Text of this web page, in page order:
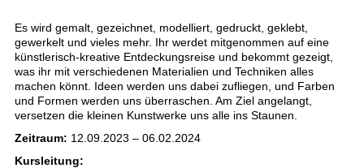
Es wird gemalt, gezeichnet, modelliert, gedruckt, geklebt,
gewerkelt und vieles mehr. Ihr werdet mitgenommen auf eine
künstlerisch-kreative Entdeckungsreise und bekommt gezeigt,
was ihr mit verschiedenen Materialien und Techniken alles
machen könnt. Ideen werden uns dabei zufliegen, und Farben
und Formen werden uns überraschen. Am Ziel angelangt,
versetzen die kleinen Kunstwerke uns alle ins Staunen.
Zeitraum: 12.09.2023 – 06.02.2024
Kursleitung: